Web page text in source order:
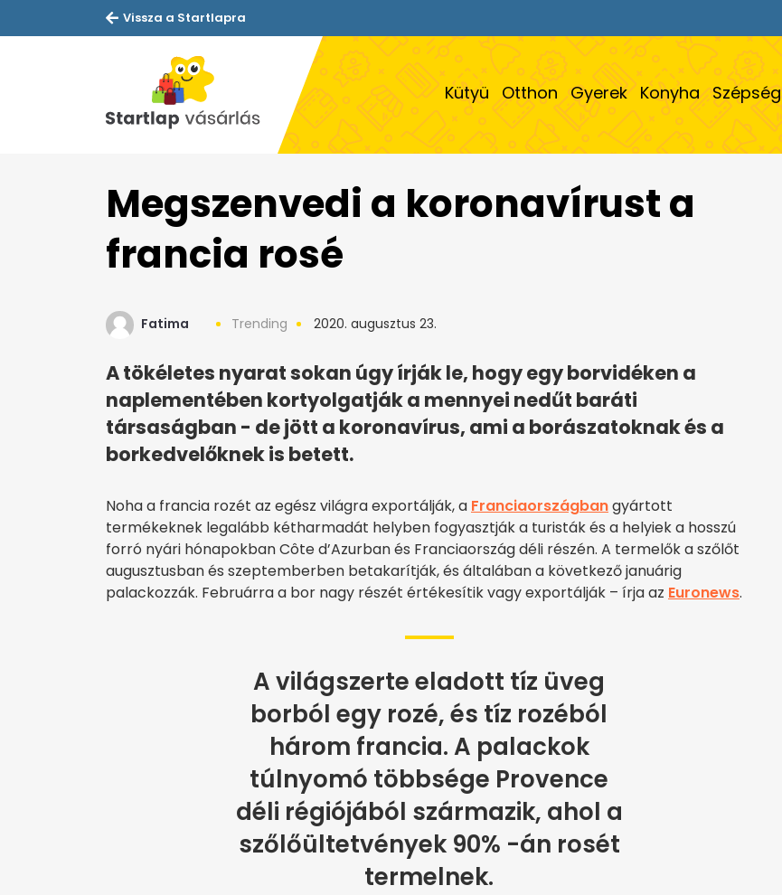
Vissza a Startlapra
Kütyü Otthon Gyerek Konyha Szépség
Megszenvedi a koronavírust a
francia rosé
Fatima Trending 2020. augusztus 23.
A tökéletes nyarat sokan úgy írják le, hogy egy borvidéken a
naplementében kortyolgatják a mennyei nedűt baráti
társaságban - de jött a koronavírus, ami a borászatoknak és a
borkedvelőknek is betett.
Noha a francia rozét az egész világra exportálják, a Franciaországbangyártott
termékeknek legalább kétharmadát helyben fogyasztják a turisták és a helyiek a hosszú
forró nyári hónapokban Côte d’Azurban és Franciaország déli részén. A termelők a szőlőt
augusztusban és szeptemberben betakarítják, és általában a következő januárig
palackozzák. Februárra a bor nagy részét értékesítik vagy exportálják – írja az Euronews.
A világszerte eladott tíz üveg
borból egy rozé, és tíz rozéból
három francia. A palackok
túlnyomó többsége Provence
déli régiójából származik, ahol a
szőlőültetvények 90% -án rosét
termelnek.